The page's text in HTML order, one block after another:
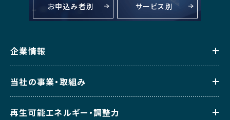
お申込み者別 サービス別
企業情報
当社の事業・取組み
再生可能エネルギー・調整力